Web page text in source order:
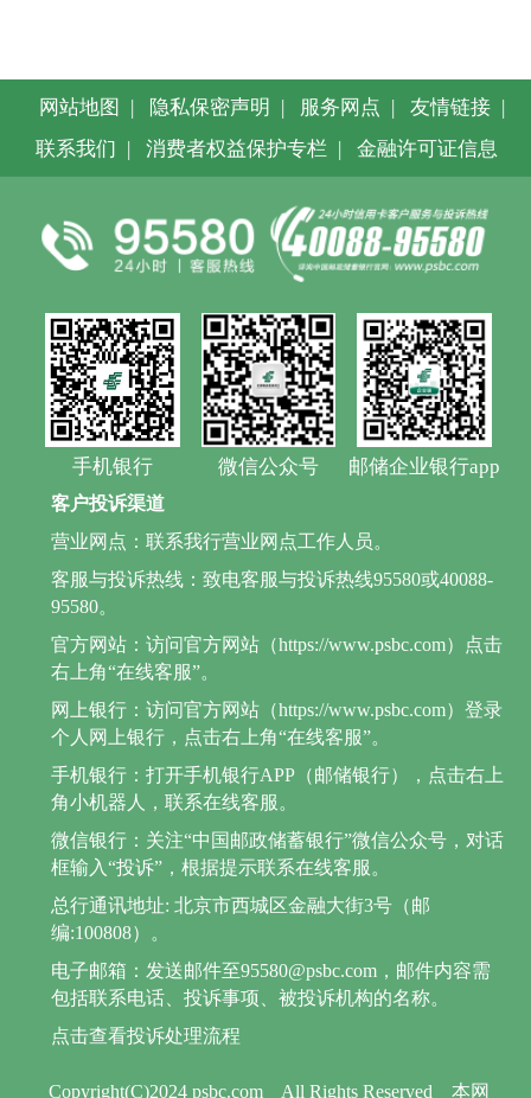
网站地图 | 隐私保密声明 | 服务网点 | 友情链接 |
联系我们 | 消费者权益保护专栏 | 金融许可证信息
手机银行 微信公众号 邮储企业银行app
Copyright(C)2024 psbc.com All Rights Reserved 本网
客户投诉渠道
营业网点：联系我行营业网点工作人员。
客服与投诉热线：致电客服与投诉热线95580或40088-
95580。
官方网站：访问官方网站（https://www.psbc.com）点击
右上角“在线客服”。
网上银行：访问官方网站（https://www.psbc.com）登录
个人网上银行，点击右上角“在线客服”。
手机银行：打开手机银行APP（邮储银行），点击右上
角小机器人，联系在线客服。
微信银行：关注“中国邮政储蓄银行”微信公众号，对话
框输入“投诉”，根据提示联系在线客服。
总行通讯地址: 北京市西城区金融大街3号（邮
编:100808）。
电子邮箱：发送邮件至95580@psbc.com，邮件内容需
包括联系电话、投诉事项、被投诉机构的名称。
点击查看投诉处理流程